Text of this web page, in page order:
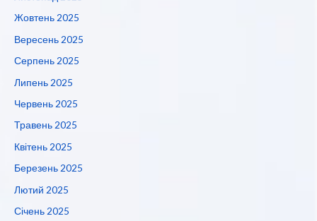
Жовтень 2025
Вересень 2025
Серпень 2025
Липень 2025
Червень 2025
Травень 2025
Квітень 2025
Березень 2025
Лютий 2025
Січень 2025